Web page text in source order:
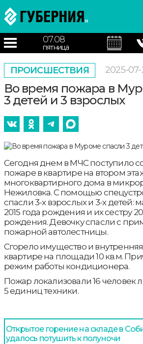
07.08
пятница
ПРОИСШЕСТВИЯ 2025-
Во время пожара в
3 детей и 3 взрослых
Сегодня днем в МЧС поступило
пожаре в квартире на втором
многоквартирного дома в
Нежиловка. С помощью
спасли 3-х взрослых и 3-х детей:
2015 года рождения и их сестру
рождения. Девочку спасли с
пожарной автолестницы.
Сгорело имущество и внутренняя
квартире на площади 10 кв.м.
режим работы кондиционера.
Пожар локализовали 16 человек
5 единиц техники.
Открытое горение на складе в
удалось потушить к полуночи